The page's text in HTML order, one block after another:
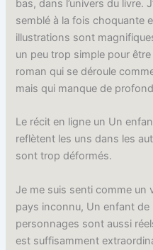
bas, dans l’univers du livre.
semblé à la fois choquante
illustrations sont
un peu trop simple pour
roman qui se déroule
mais qui manque de
Le récit en ligne un Un
reflètent les uns dans les
sont trop déformés.
Je me suis senti comme un
pays inconnu, Un enfant de
personnages sont aussi
est suffisamment